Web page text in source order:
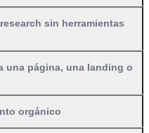
sin herramientas
una página, una landing o
orgánico